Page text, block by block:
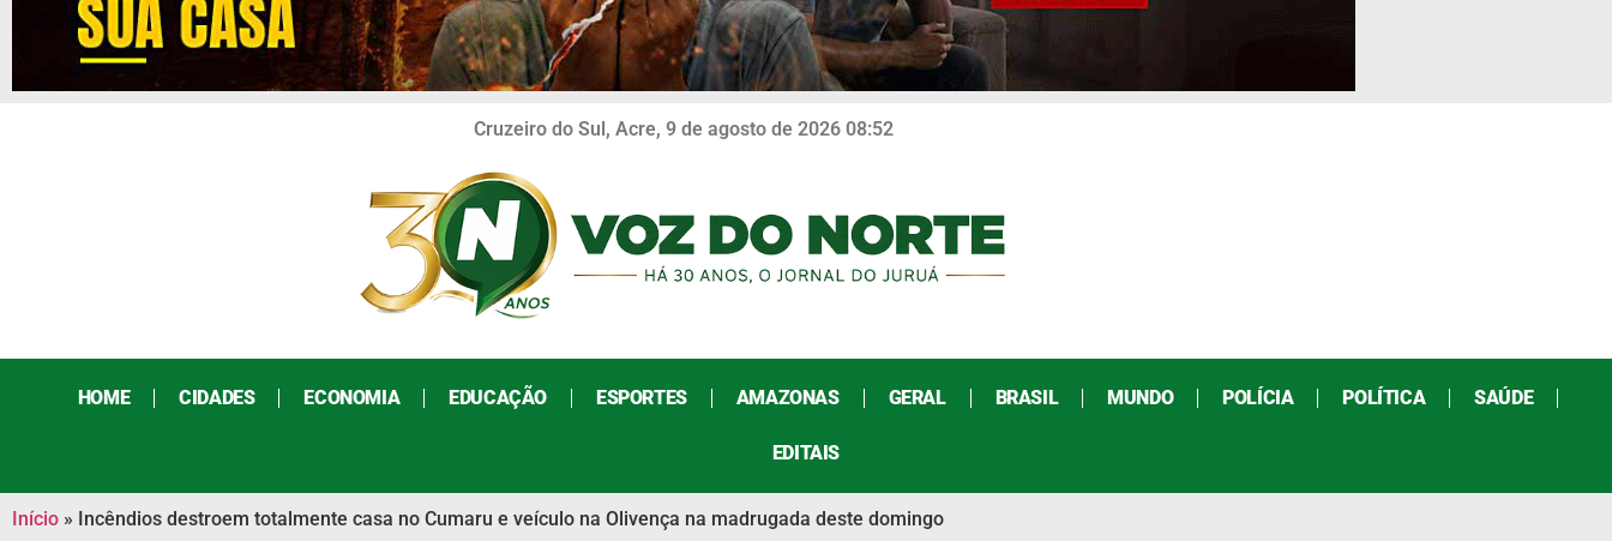
Cruzeiro do Sul, Acre, 9 de agosto de 2026 08:52
HOME CIDADES ECONOMIA EDUCAÇÃO ESPORTES AMAZONAS GERAL BRASIL MUNDO POLÍCIA POLÍTICA SAÚDE
EDITAIS
Início » Incêndios destroem totalmente casa no Cumaru e veículo na Olivença na madrugada deste domingo